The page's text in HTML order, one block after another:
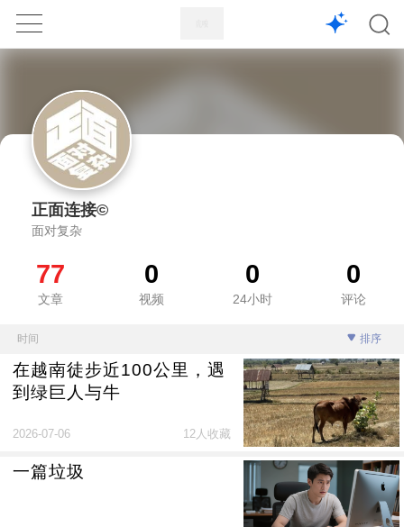
1X
正面连接©
面对复杂
77
文章
0
视频
0
24小时
0
评论
时间 排序
在越南徒步近100公里，遇
到绿巨人与牛
2026-07-06 12人收藏
一篇垃圾